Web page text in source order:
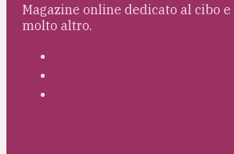
Magazine online dedicato al cibo
molto altro.